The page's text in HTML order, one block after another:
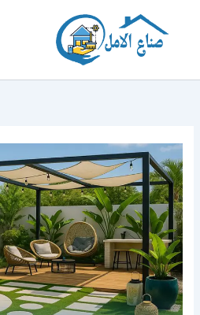
المحتوى